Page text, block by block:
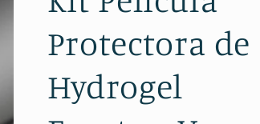
Protectora de
Hydrogel